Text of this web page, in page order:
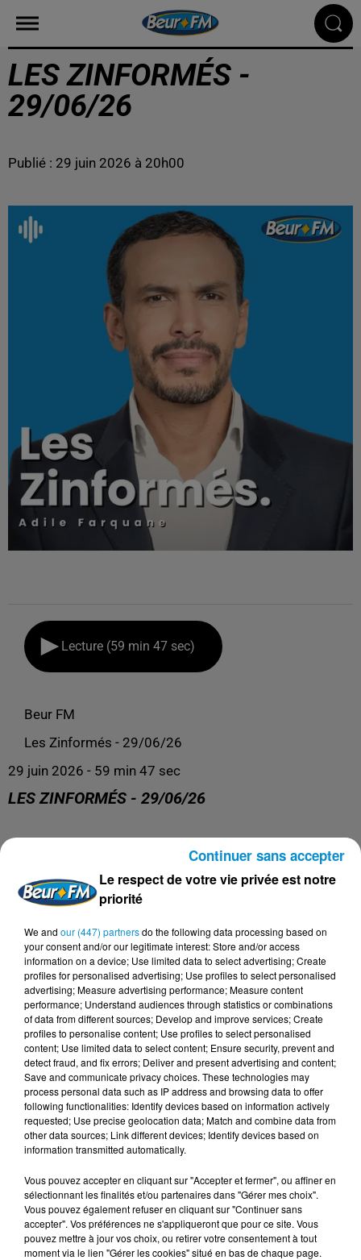
LES ZINFORMÉS -
29/06/26
Publié : 29 juin 2026 à 20h00
Lecture (59 min 47 sec)
Beur FM
Les Zinformés - 29/06/26
29 juin 2026 - 59 min 47 sec
LES ZINFORMÉS - 29/06/26
Les Zinformés, le rendez-vous avec l'actualité, tous les
DERNIERS PODCASTS
24 juillet 2026
Les Zinformés - 24/07/26
23 juillet 2026
Les Zinformés - 23/07/26
Le respect de votre vie privée est notre
priorité
We and our (447) partnersdo the following data processing based on
your consent and/or our legitimate interest: Store and/or access
information on a device; Use limited data to select advertising; Create
profiles for personalised advertising; Use profiles to select personalised
advertising; Measure advertising performance; Measure content
performance; Understand audiences through statistics or combinations
of data from different sources; Develop and improve services; Create
profiles to personalise content; Use profiles to select personalised
content; Use limited data to select content; Ensure security, prevent and
detect fraud, and fix errors; Deliver and present advertising and content;
Save and communicate privacy choices. These technologies may
process personal data such as IP address and browsing data to offer
following functionalities: Identify devices based on information actively
requested; Use precise geolocation data; Match and combine data from
other data sources; Link different devices; Identify devices based on
information transmitted automatically.
Vous pouvez accepter en cliquant sur "Accepter et fermer", ou affiner en
sélectionnant les finalités et/ou partenaires dans "Gérer mes choix".
Vous pouvez également refuser en cliquant sur "Continuer sans
accepter". Vos préférences ne s'appliqueront que pour ce site. Vous
pouvez mettre à jour vos choix, ou retirer votre consentement à tout
moment via le lien "Gérer les cookies" situé en bas de chaque page.
Continuer sans accepter